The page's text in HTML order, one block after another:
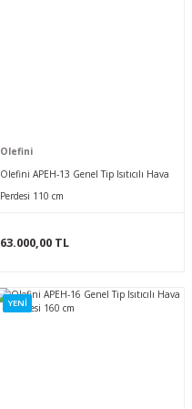
Olefini
Olefini APEH-13 Genel Tip Isıtıcılı Hava
Perdesi 110 cm
63.000,00 TL
YENİ